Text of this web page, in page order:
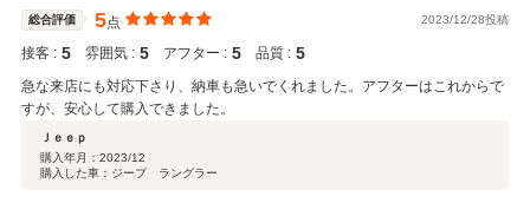
総合評価 5点 2023/12/28投稿
接客 : 5 雰囲気 : 5 アフター : 5 品質 : 5
急な来店にも対応下さり、納車も急いでくれました。アフターはこれからで
すが、安心して購入できました。
Ｊｅｅｐ
購入年月： 2023/12
購入した車：ジープ ラングラー